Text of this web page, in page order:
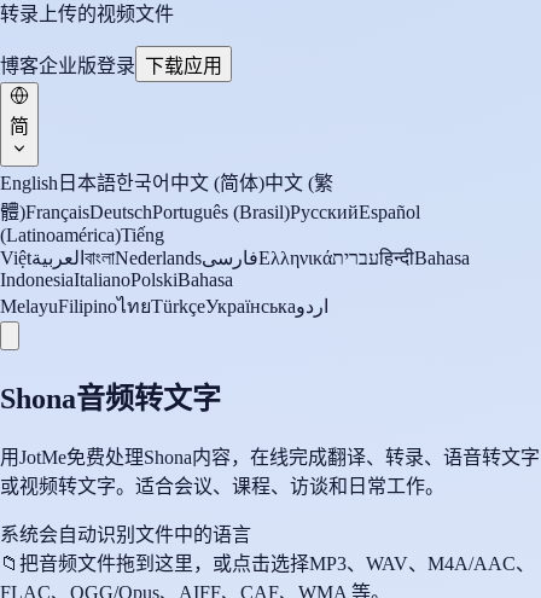
转录上传的视频文件
博客企业版登录 下载应用
简
English 日本語한국어 中文 (简体)中文 (繁
體)FrançaisDeutschPortuguês (Brasil)РусскийEspañol
(Latinoamérica)Tiếng
Việtالعربية বাংলাNederlandsفارسیΕλληνικάעבריתहिन्दीBahasa
IndonesiaItalianoPolskiBahasa
MelayuFilipinoไทยTürkçeУкраїнськаاردو
Shona音频转文字
用JotMe免费处理Shona内容，在线完成翻译、转录、语音转文字
或视频转文字。适合会议、课程、访谈和日常工作。
系统会自动识别文件中的语言
📁 把音频文件拖到这里，或点击选择MP3、WAV、M4A/AAC、
FLAC、OGG/Opus、AIFF、CAF、WMA 等。